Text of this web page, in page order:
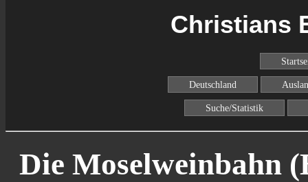
Christians
Deutschland
Suche/Statistik
Die Moselweinbahn